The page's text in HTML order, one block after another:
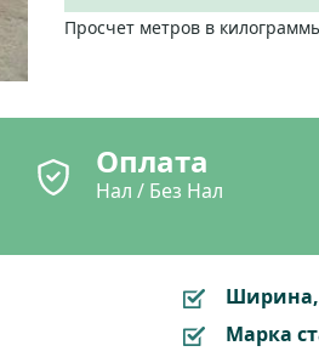
Просчет метров в
Оплата
Нал / Без Нал
Марка